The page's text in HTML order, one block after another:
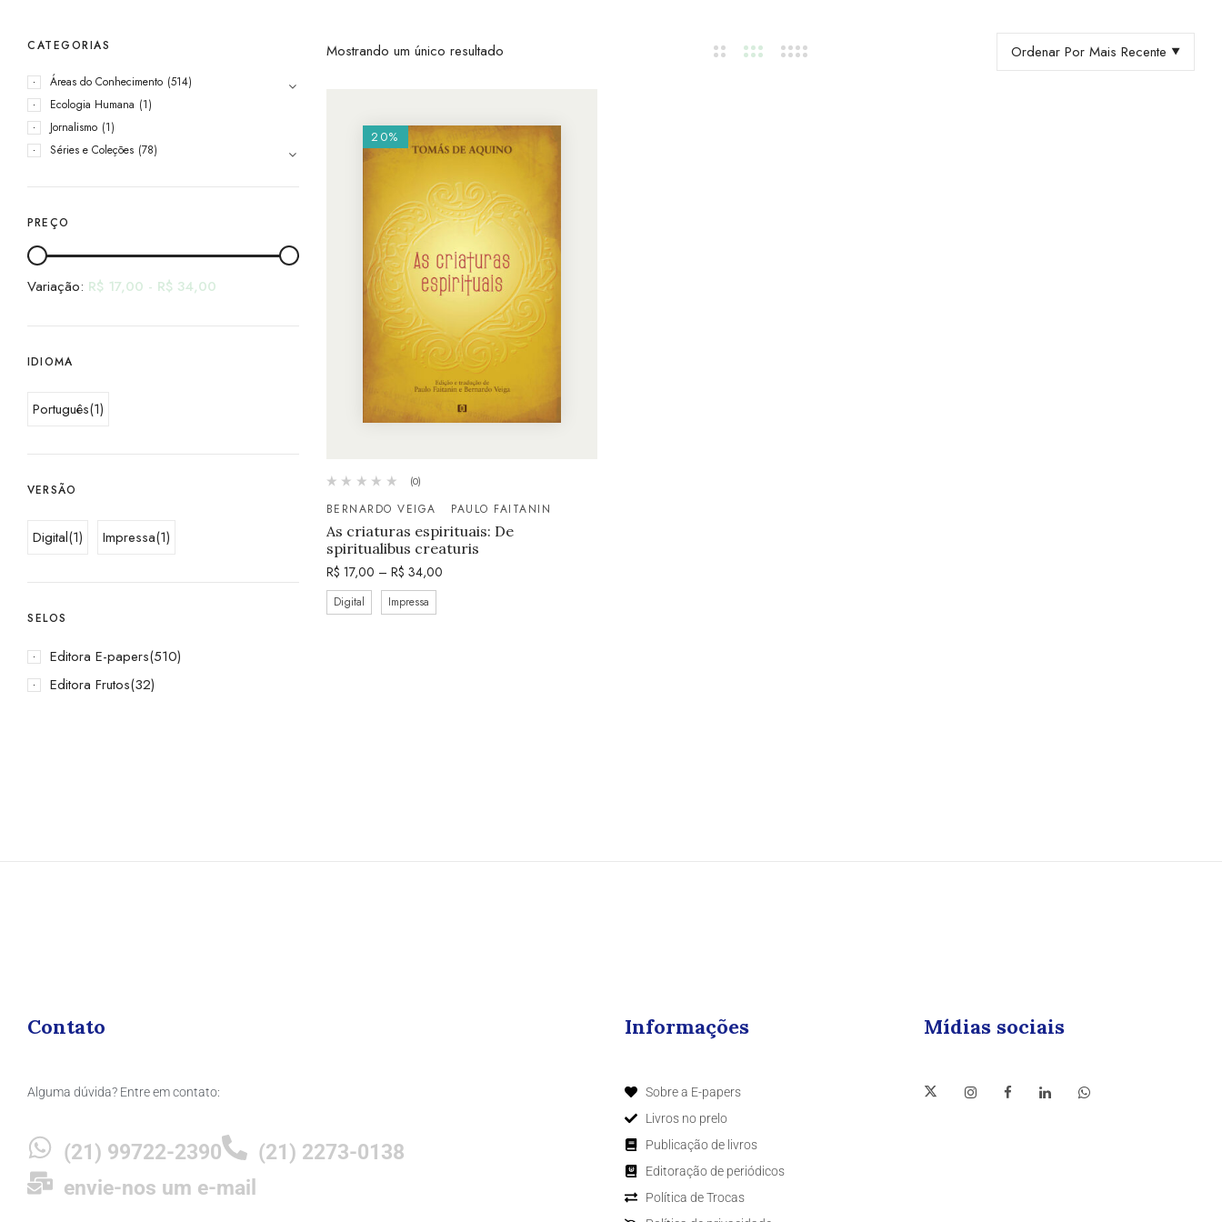
CATEGORIAS
Áreas do Conhecimento (514)
Ecologia Humana (1)
Jornalismo (1)
Séries e Coleções (78)
PREÇO
Variação: R$ 17,00 - R$ 34,00
IDIOMA
Português(1)
VERSÃO
Digital(1) Impressa(1)
SELOS
Editora E-papers(510)
Editora Frutos(32)
Mostrando um único resultado Ordenar Por Mais Recente
20%
(0)
BERNARDO VEIGA PAULO FAITANIN
As criaturas espirituais: De
spiritualibus creaturis
R$ 17,00 – R$ 34,00
Digital Impressa
Contato
Alguma dúvida? Entre em contato:
(21) 99722-2390
(21) 2273-0138
envie-nos um e-mail
Informações
Sobre a E-papers
Livros no prelo
Publicação de livros
Editoração de periódicos
Política de Trocas
Mídias sociais